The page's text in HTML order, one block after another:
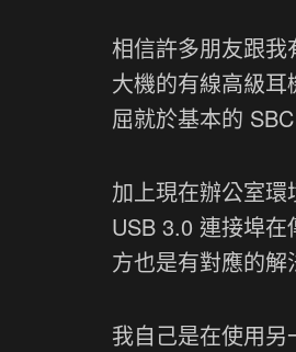
相信許多朋友跟
大機的有線高級
屈就於基本的
加上現在辦公室
USB 3.0 連接埠
方也是有對應的解
我自己是在使用